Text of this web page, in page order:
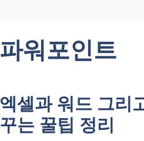
파워포인트
엑셀과 워드 그리
꾸는 꿀팁 정리